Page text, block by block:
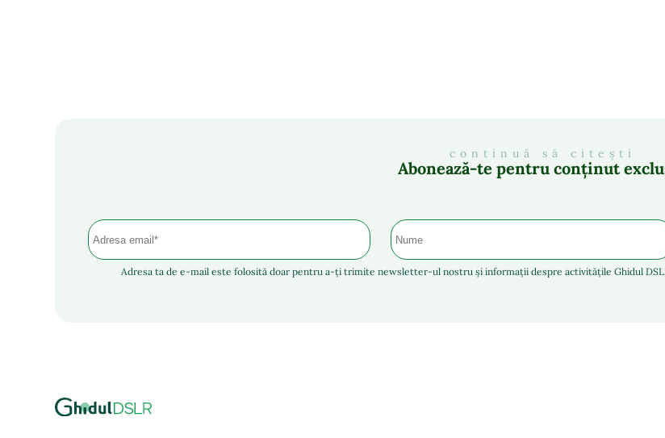
continuă să citești
Abonează-te pentru conținut
Adresa ta de e-mail este folosită doar pentru a-ți trimite newsletter-ul nostru și informații despre activitățile Ghidul